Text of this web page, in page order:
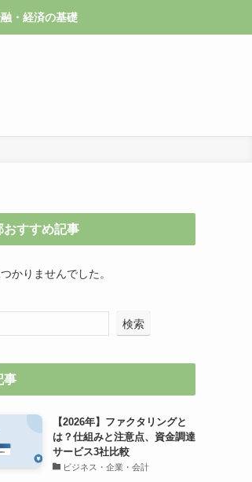
・経済の基礎
おすすめ記事
かりませんでした。
検索
事
【2026年】ファクタリングと
は？仕組みと注意点、資金調達
サービス3社比較
ビジネス・企業・会計